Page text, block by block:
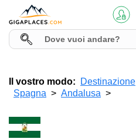
Il vostro modo: Destinazione
Spagna
Andalusa